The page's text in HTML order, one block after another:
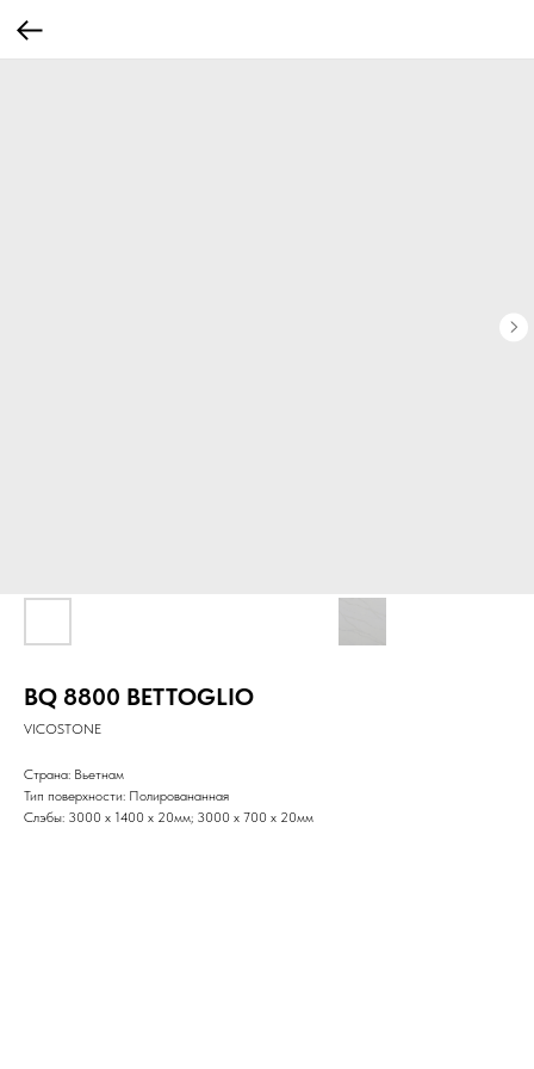
BQ 8800 BETTOGLIO
VICOSTONE
Страна: Вьетнам
Тип поверхности: Полировананная
Слэбы: 3000 x 1400 x 20мм; 3000 x 700 х 20мм